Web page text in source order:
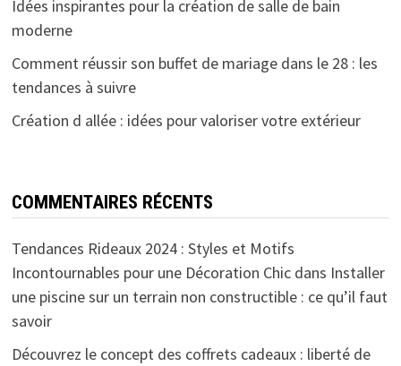
Idées inspirantes pour la création de salle de bain
moderne
Comment réussir son buffet de mariage dans le 28 : les
tendances à suivre
Création d allée : idées pour valoriser votre extérieur
COMMENTAIRES RÉCENTS
Tendances Rideaux 2024 : Styles et Motifs
Incontournables pour une Décoration Chicdans Installer
une piscine sur un terrain non constructible : ce qu’il faut
savoir
Découvrez le concept des coffrets cadeaux : liberté de